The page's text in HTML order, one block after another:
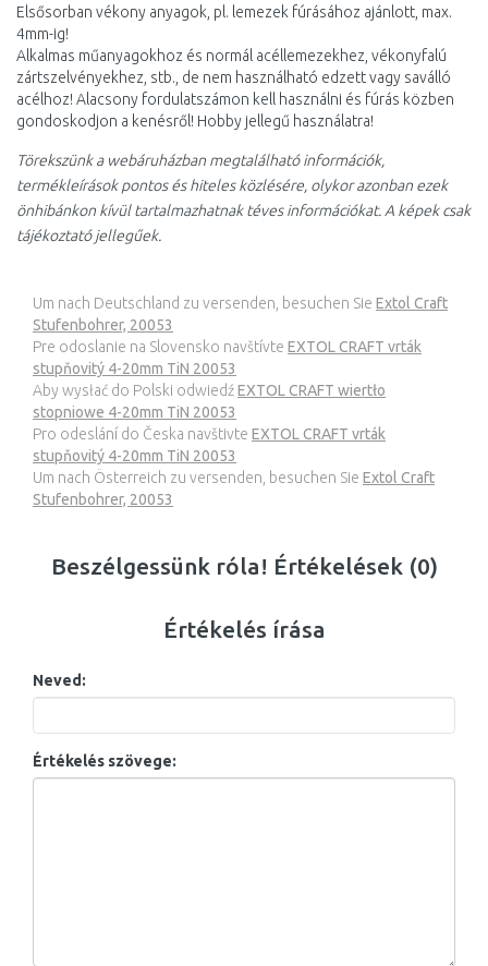
Elsősorban vékony anyagok, pl. lemezek fúrásához ajánlott, max.
4mm-ig!
Alkalmas műanyagokhoz és normál acéllemezekhez, vékonyfalú
zártszelvényekhez, stb., de nem használható edzett vagy saválló
acélhoz! Alacsony fordulatszámon kell használni és fúrás közben
gondoskodjon a kenésről! Hobby jellegű használatra!
Törekszünk a webáruházban megtalálható információk,
termékleírások pontos és hiteles közlésére, olykor azonban ezek
önhibánkon kívül tartalmazhatnak téves információkat. A képek csak
tájékoztató jellegűek.
Um nach Deutschland zu versenden, besuchen Sie Extol Craft
Stufenbohrer, 20053
Pre odoslanie na Slovensko navštívte EXTOL CRAFT vrták
stupňovitý 4-20mm TiN 20053
Aby wysłać do Polski odwiedźEXTOL CRAFT wiertło
stopniowe 4-20mm TiN 20053
Pro odeslání do Česka navštivte EXTOL CRAFT vrták
stupňovitý 4-20mm TiN 20053
Um nach Österreich zu versenden, besuchen Sie Extol Craft
Stufenbohrer, 20053
Beszélgessünk róla! Értékelések (0)
Értékelés írása
Neved:
Értékelés szövege: